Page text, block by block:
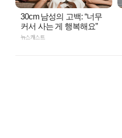
30cm 남성의 고백: “너무
커서 사는 게 행복해요”
뉴스캐스트